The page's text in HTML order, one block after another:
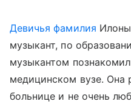
Девичья фамилия
музыкант, по
музыкантом
медицинском вузе. Она
больнице и не очень